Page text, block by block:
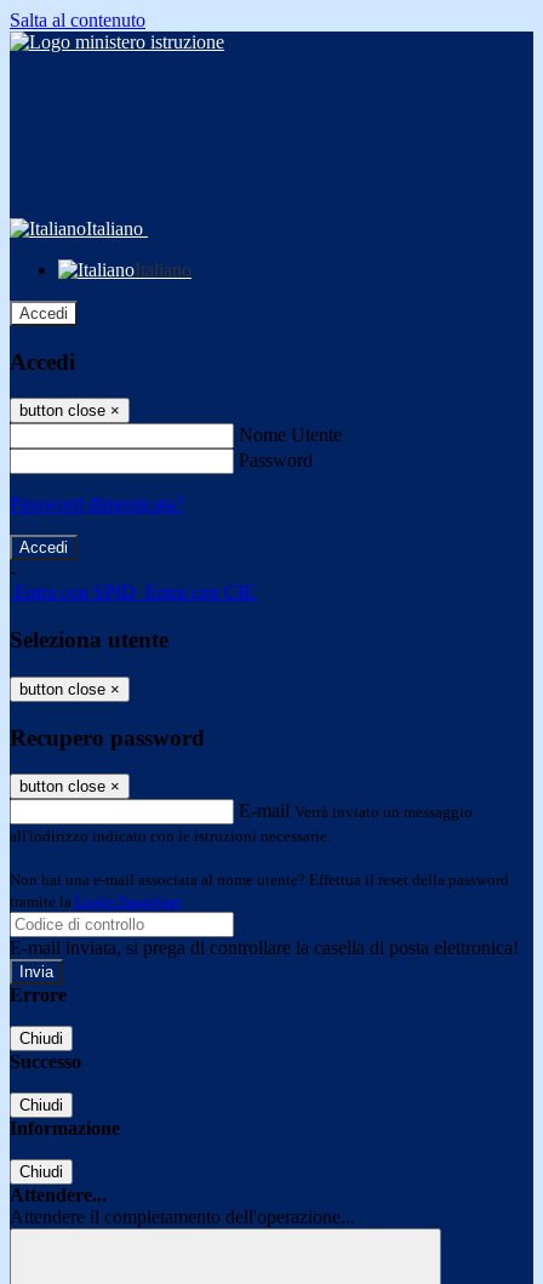
Salta al contenuto
Italiano
Italiano
Accedi
Accedi
button close ×
Nome Utente
Password
Password dimenticata?
-
Entra con SPID Entra con CIE
Seleziona utente
button close ×
Recupero password
button close ×
E-mail Verrà inviato un messaggio
all'indirizzo indicato con le istruzioni necessarie.
Non hai una e-mail associata al nome utente? Effettua il reset della password
tramite la Login Spaggiari
E-mail inviata, si prega di controllare la casella di posta elettronica!
Errore
Chiudi
Successo
Chiudi
Informazione
Chiudi
Attendere...
Attendere il completamento dell'operazione...